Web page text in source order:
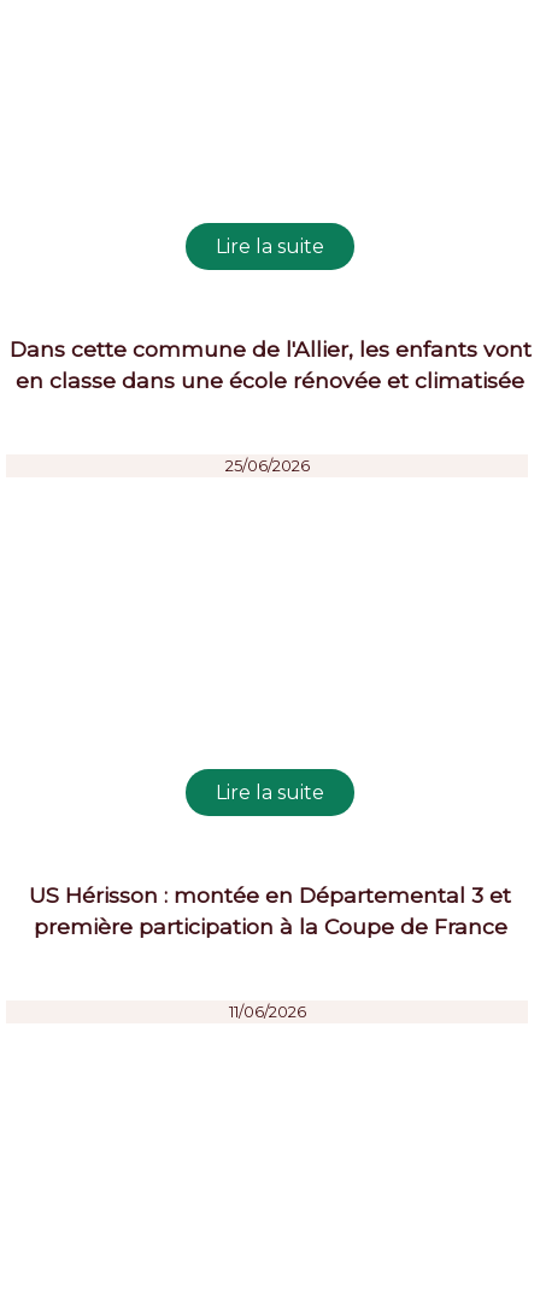
Dans cette commune de l'Allier, les enfants vont
en classe dans une école rénovée et climatisée
25/06/2026
US Hérisson : montée en Départemental 3 et
première participation à la Coupe de France
11/06/2026